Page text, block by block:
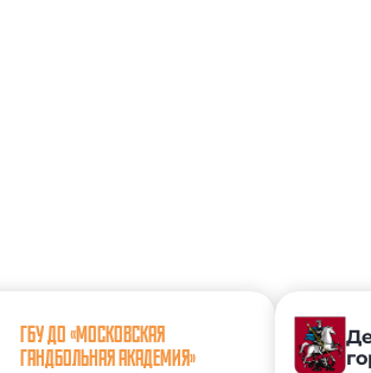
ГБУ ДО «МОСКОВСКАЯ
ГАНДБОЛЬНАЯ АКАДЕМИЯ»